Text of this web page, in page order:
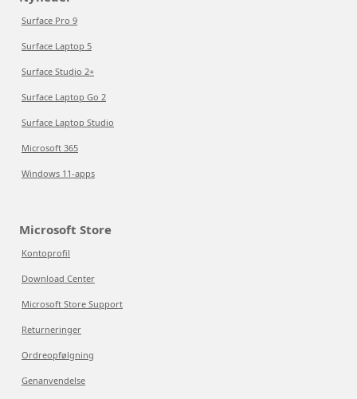
Surface Pro 9
Surface Laptop 5
Surface Studio 2+
Surface Laptop Go 2
Surface Laptop Studio
Microsoft 365
Windows 11-apps
Microsoft Store
Kontoprofil
Download Center
Microsoft Store Support
Returneringer
Ordreopfølgning
Genanvendelse